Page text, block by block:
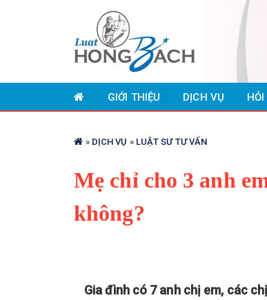
GIỚI THIỆU DỊCH VỤ
Bạn
ở
» DỊCH VỤ » LUẬT SƯ TƯ VẤN
Mẹ chỉ cho 3 anh
không?
Gia đình có 7 anh chị em, các